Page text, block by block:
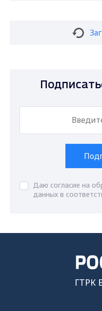
Даю согласие на
данных в
ГТРК